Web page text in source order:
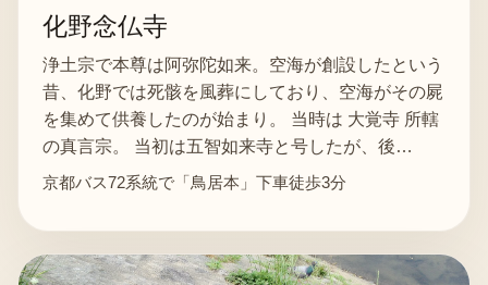
化野念仏寺
浄土宗で本尊は阿弥陀如来。空海が創設したという
昔、化野では死骸を風葬にしており、空海がその屍
を集めて供養したのが始まり。 当時は 大覚寺 所轄
の真言宗。 当初は五智如来寺と号したが、後…
京都バス72系統で「鳥居本」下車徒歩3分